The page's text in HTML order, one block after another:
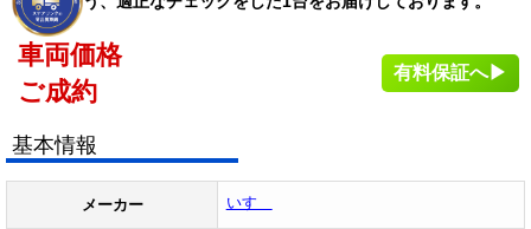
車両価格
ご成約
有料保証へ▶
基本情報
メーカー いすゞ